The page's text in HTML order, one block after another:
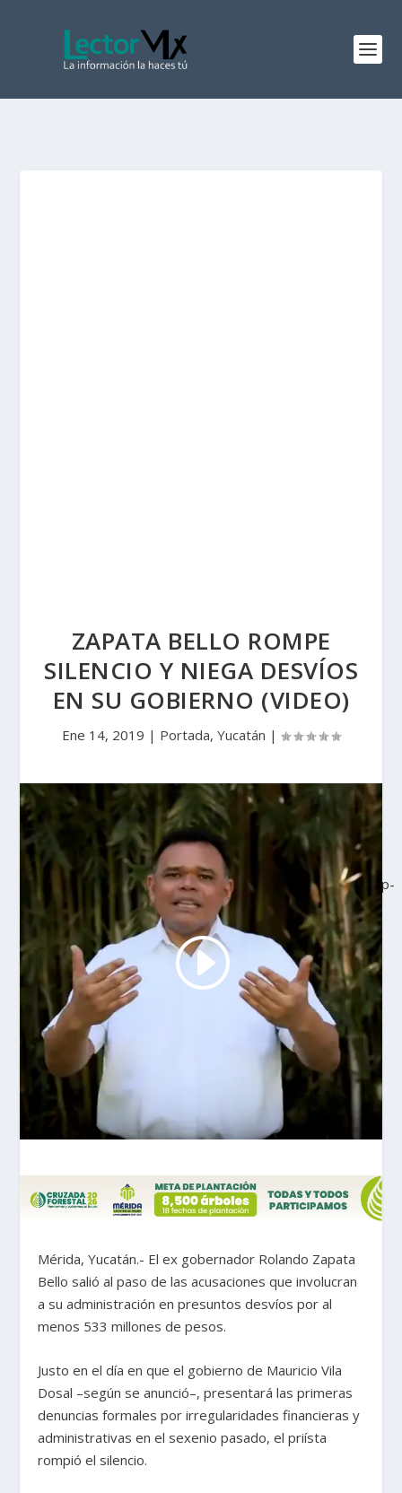
ZAPATA BELLO ROMPE
SILENCIO Y NIEGA DESVÍOS
EN SU GOBIERNO (VIDEO)
Ene 14, 2019 | Portada, Yucatán |
Deprecated : class-oembed.php ha quedadoobsoleto
desde la versión 5.3.0. Utiliza wp-includes/class-wp-
oembed.php en su lugar. in
/home/u432694889/domains/lectormx.com/public_html/wp-
includes/functions.phpon line4969
Mérida, Yucatán.- El ex gobernador Rolando Zapata
Bello salió al paso de las acusaciones que involucran
a su administración en presuntos desvíos por al
menos 533 millones de pesos.
Justo en el día en que el gobierno de Mauricio Vila
Dosal –según se anunció–, presentará las primeras
denuncias formales por irregularidades financieras y
administrativas en el sexenio pasado, el priísta
rompió el silencio.